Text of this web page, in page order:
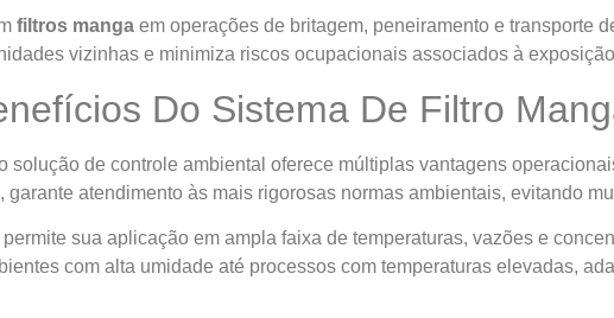
filtros manga em operações de britagem, peneiramento e transporte
vizinhas e minimiza riscos ocupacionais associados à
Do Sistema De Filtro
solução de controle ambiental oferece múltiplas vantagens
garante atendimento às mais rigorosas normas ambientais, evitando
permite sua aplicação em ampla faixa de temperaturas, vazões e
com alta umidade até processos com temperaturas elevadas,